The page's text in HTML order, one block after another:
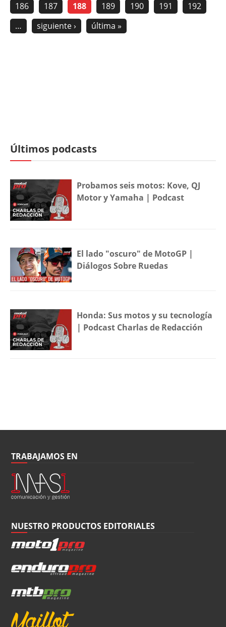
186
187 188 189 190 191
192
…
siguiente › última »
Últimos podcasts
Probamos seis motos: Kove, QJ
Motor y Yamaha | Podcast
El lado "oscuro" de MotoGP |
Diálogos Sobre Ruedas
Honda: Sus motos y su tecnología
| Podcast Charlas de Redacción
TRABAJAMOS EN
NUESTRO PRODUCTOS EDITORIALES